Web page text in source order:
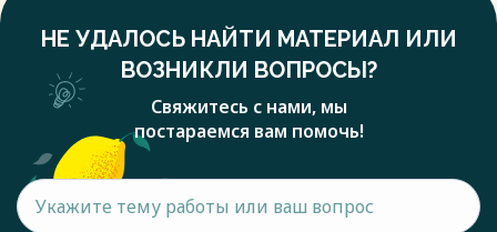
НЕ УДАЛОСЬ НАЙТИ МАТЕРИАЛ ИЛИ
ВОЗНИКЛИ ВОПРОСЫ?
Свяжитесь с нами, мы
постараемся вам помочь!